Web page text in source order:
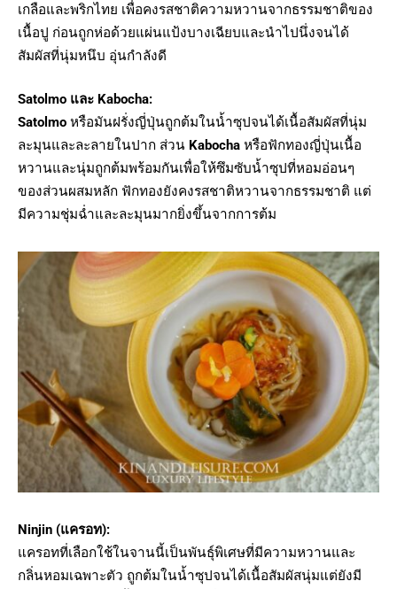
เกลือและพริกไทย เพื่อคงรสชาติความหวานจากธรรมชาติของ
เนื้อปู ก่อนถูกห่อด้วยแผ่นแป้งบางเฉียบและนำไปนึ่งจนได้
สัมผัสที่นุ่มหนึบ อุ่นกำลังดี
Satolmo และ Kabocha:
Satolmo หรือมันฝรั่งญี่ปุ่นถูกต้มในน้ำซุปจนได้เนื้อสัมผัสที่นุ่ม
ละมุนและละลายในปาก ส่วน Kabocha หรือฟักทองญี่ปุ่นเนื้อ
หวานและนุ่มถูกต้มพร้อมกันเพื่อให้ซึมซับน้ำซุปที่หอมอ่อนๆ
ของส่วนผสมหลัก ฟักทองยังคงรสชาติหวานจากธรรมชาติ แต่
มีความชุ่มฉ่ำและละมุนมากยิ่งขึ้นจากการต้ม
Ninjin (แครอท):
แครอทที่เลือกใช้ในจานนี้เป็นพันธุ์พิเศษที่มีความหวานและ
กลิ่นหอมเฉพาะตัว ถูกต้มในน้ำซุปจนได้เนื้อสัมผัสนุ่มแต่ยังมี